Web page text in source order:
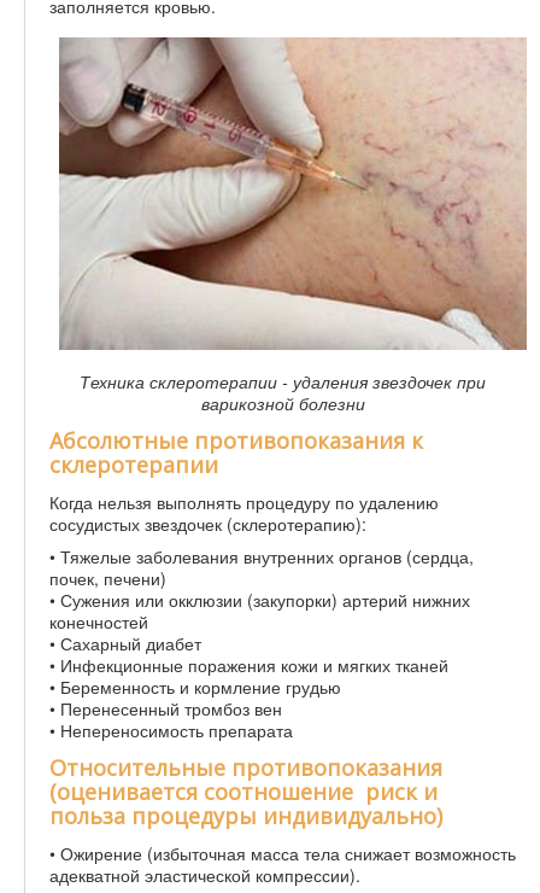
заполняется кровью.
Техника склеротерапии - удаления звездочек при
варикозной болезни
Абсолютные противопоказания к
склеротерапии
Когда нельзя выполнять процедуру по удалению
сосудистых звездочек (склеротерапию):
• Тяжелые заболевания внутренних органов (сердца,
почек, печени)
• Сужения или окклюзии (закупорки) артерий нижних
конечностей
• Сахарный диабет
• Инфекционные поражения кожи и мягких тканей
• Беременность и кормление грудью
• Перенесенный тромбоз вен
• Непереносимость препарата
Относительные противопоказания
(оценивается соотношение риск и
польза процедуры индивидуально)
• Ожирение (избыточная масса тела снижает возможность
адекватной эластической компрессии).